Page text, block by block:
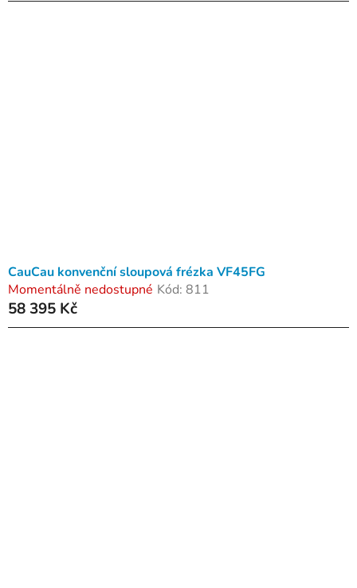
CauCau konvenční sloupová frézka VF45FG
Momentálně nedostupné Kód: 811
58 395 Kč